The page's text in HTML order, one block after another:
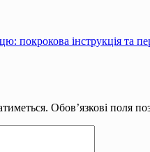
покрокова інструкція та
Обов’язкові поля